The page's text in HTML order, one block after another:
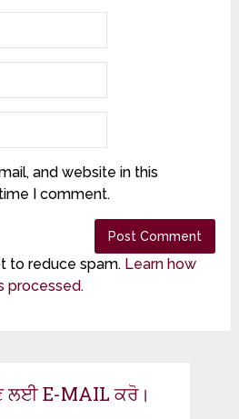
and website in this
I comment.
to reduce spam. Learn how
processed.
ਲਈ E-MAIL ਕਰੋ।